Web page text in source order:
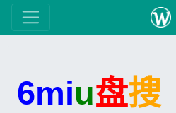
6miu盘搜